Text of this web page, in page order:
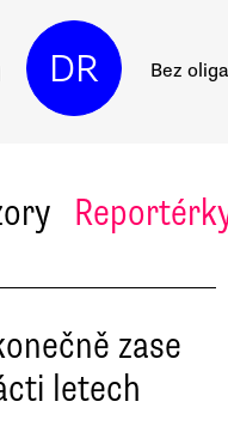
DR Bez
zase
letech